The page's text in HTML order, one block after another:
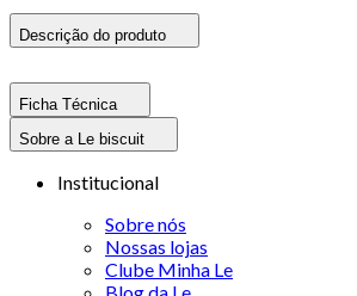
Descrição do produto
Ficha Técnica
Sobre a Le biscuit
Institucional
Sobre nós
Nossas lojas
Clube Minha Le